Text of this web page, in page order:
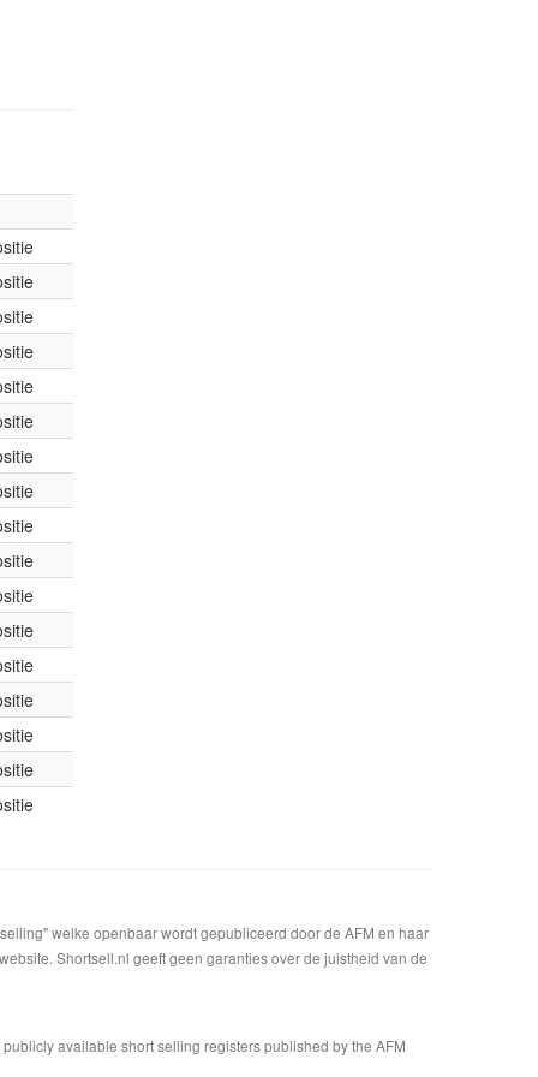
welke openbaar wordt gepubliceerd door de AFM en haar
Shortsell.nl geeft geen garanties over de juistheid van de
available short selling registers published by the AFM